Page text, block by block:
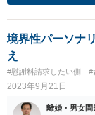
境界性パーソナ
え
#慰謝料請求したい側 #
2023年9月21日
離婚・男女